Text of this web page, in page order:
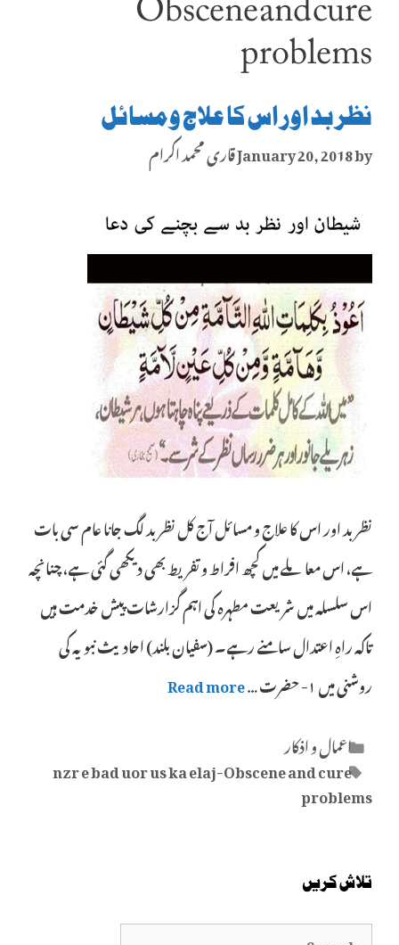
problems
نظر بد اور اس کا علاج و مسائل
January 20, 2018by قاری محمد اکرام
نظر بد اور اس کا علاج و مسائل آج کل نظر بد لگ جانا عام سی بات
ہے، اس معاملے میں کچھ افراط و تفریط بھی دیکھی گئی ہے، چنانچہ
اس سلسلہ میں شریعت مطہرہ کی اہم گزارشات پیش خدمت ہیں
تاکہ راہِ اعتدال سامنے رہے۔ (سفیان بلند) احادیث نبویہ کی
روشنی میں ١- حضرت …
Read more
Categories
اعمال و اذکار
Tags
nzr e bad uor us ka elaj-Obscene and cure
problems
تلاش کریں